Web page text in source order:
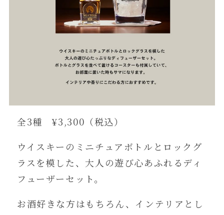
全3種 ¥3,300（税込）
ウイスキーのミニチュアボトルとロックグ
ラスを模した、大人の遊び心あふれるディ
フューザーセット。
お酒好きな方はもちろん、インテリアとし